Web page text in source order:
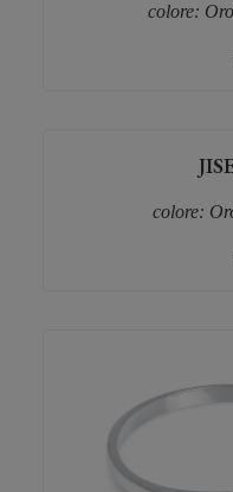
colore:
colore: